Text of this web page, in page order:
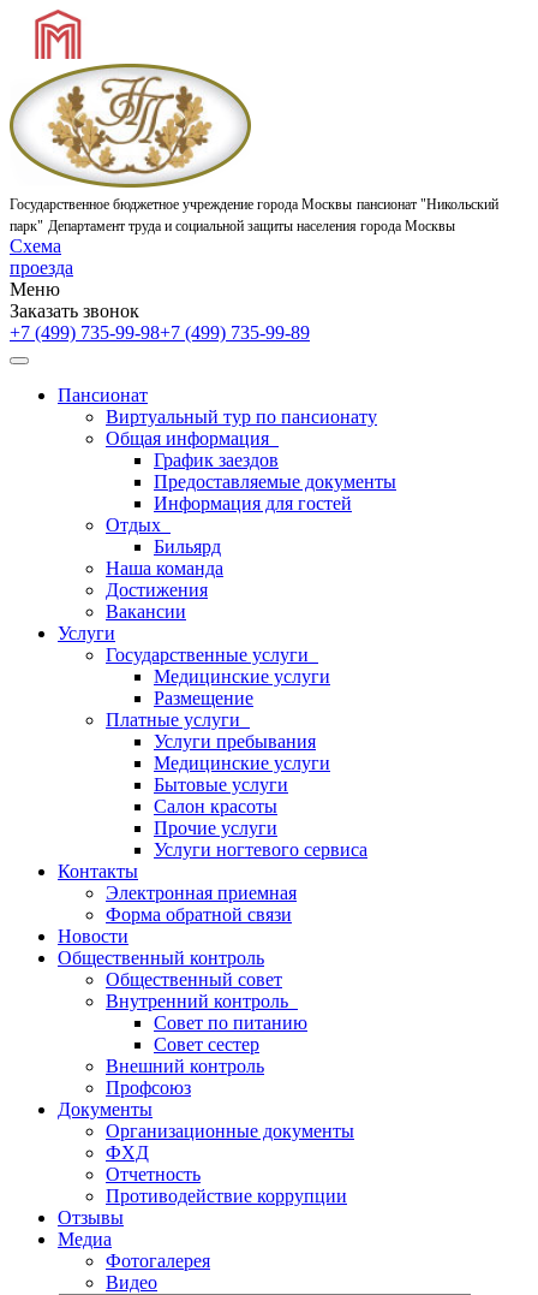
Государственное бюджетное учреждение города Москвы пансионат "Никольский
парк" Департамент труда и социальной защиты населения города Москвы
Схема
проезда
Меню
Заказать звонок
+7 (499) 735-99-98+7 (499) 735-99-89
Пансионат
Виртуальный тур по пансионату
Общая информация
График заездов
Предоставляемые документы
Информация для гостей
Отдых
Бильярд
Наша команда
Достижения
Вакансии
Услуги
Государственные услуги
Медицинские услуги
Размещение
Платные услуги
Услуги пребывания
Медицинские услуги
Бытовые услуги
Салон красоты
Прочие услуги
Услуги ногтевого сервиса
Контакты
Электронная приемная
Форма обратной связи
Новости
Общественный контроль
Общественный совет
Внутренний контроль
Совет по питанию
Совет сестер
Внешний контроль
Профсоюз
Документы
Организационные документы
ФХД
Отчетность
Противодействие коррупции
Отзывы
Медиа
Фотогалерея
Видео